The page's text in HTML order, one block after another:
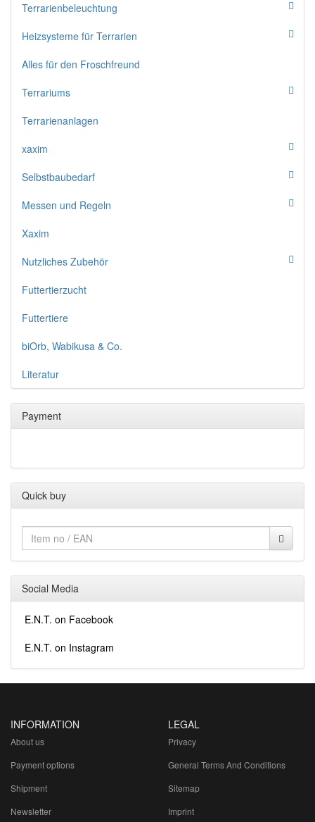
Terrarienbeleuchtung
Heizsysteme für Terrarien
Alles für den Froschfreund
Terrariums
Terrarienanlagen
xaxim
Selbstbaubedarf
Messen und Regeln
Xaxim
Nutzliches Zubehör
Futtertierzucht
Futtertiere
biOrb, Wabikusa & Co.
Literatur
Payment
Quick buy
Social Media
E.N.T. on Facebook
E.N.T. on Instagram
INFORMATION
About us
Payment options
Shipment
Newsletter
LEGAL
Privacy
General Terms And Conditions
Sitemap
Imprint